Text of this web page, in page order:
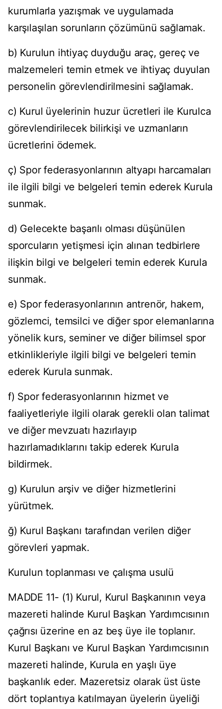
kurumlarla yazışmak ve uygulamada
karşılaşılan sorunların çözümünü sağlamak.
b) Kurulun ihtiyaç duyduğu araç, gereç ve
malzemeleri temin etmek ve ihtiyaç duyulan
personelin görevlendirilmesini sağlamak.
c) Kurul üyelerinin huzur ücretleri ile Kurulca
görevlendirilecek bilirkişi ve uzmanların
ücretlerini ödemek.
ç) Spor federasyonlarının altyapı harcamaları
ile ilgili bilgi ve belgeleri temin ederek Kurula
sunmak.
d) Gelecekte başarılı olması düşünülen
sporcuların yetişmesi için alınan tedbirlere
ilişkin bilgi ve belgeleri temin ederek Kurula
sunmak.
e) Spor federasyonlarının antrenör, hakem,
gözlemci, temsilci ve diğer spor elemanlarına
yönelik kurs, seminer ve diğer bilimsel spor
etkinlikleriyle ilgili bilgi ve belgeleri temin
ederek Kurula sunmak.
f) Spor federasyonlarının hizmet ve
faaliyetleriyle ilgili olarak gerekli olan talimat
ve diğer mevzuatı hazırlayıp
hazırlamadıklarını takip ederek Kurula
bildirmek.
g) Kurulun arşiv ve diğer hizmetlerini
yürütmek.
ğ) Kurul Başkanı tarafından verilen diğer
görevleri yapmak.
Kurulun toplanması ve çalışma usulü
MADDE 11- (1) Kurul, Kurul Başkanının veya
mazereti halinde Kurul Başkan Yardımcısının
çağrısı üzerine en az beş üye ile toplanır.
Kurul Başkanı ve Kurul Başkan Yardımcısının
mazereti halinde, Kurula en yaşlı üye
başkanlık eder. Mazeretsiz olarak üst üste
dört toplantıya katılmayan üyelerin üyeliği